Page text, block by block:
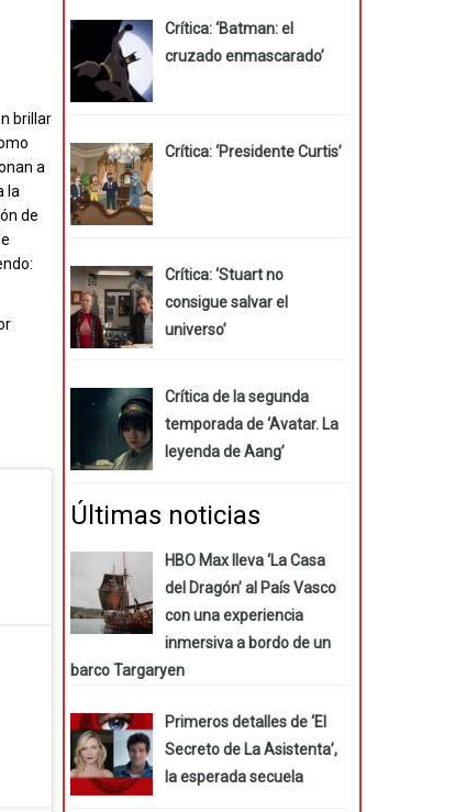
brillar
a
la
de
Crítica: ‘Batman: el
cruzado enmascarado’
Crítica: ‘Presidente Curtis’
Crítica: ‘Stuart no
consigue salvar el
universo’
Crítica de la segunda
temporada de ‘Avatar. La
leyenda de Aang’
Últimas noticias
HBO Max lleva ‘La Casa
del Dragón’ al País Vasco
con una experiencia
inmersiva a bordo de un
barco Targaryen
Primeros detalles de ‘El
Secreto de La Asistenta’,
la esperada secuela